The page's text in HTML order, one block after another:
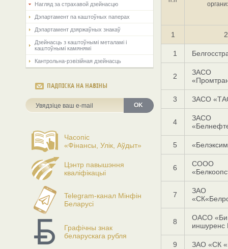
Нагляд за страхавой дзейнасцю
Дэпартамент па каштоўных паперах
Дэпартамент дзяржаўных знакаў
Дзейнасць з каштоўнымі металамі і
каштоўнымі камянямі
Кантрольна-рэвізійная дзейнасць
ПАДПІСКА НА НАВІНЫ
OK
Часопіс
«Фінансы, Улік, Аўдыт»
Цэнтр павышэння
кваліфікацыі
Telegram-канал Мінфін
Беларусі
Графічны знак
беларускага рубля
1 2
1
2
ЗАСО
3 ЗАСО
4
ЗАСО
5
6
СООО
7
ЗАО
8
ОАСО «Би
иншуренс
9 ЗАО «СК